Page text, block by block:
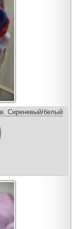
Сиреневый/белый